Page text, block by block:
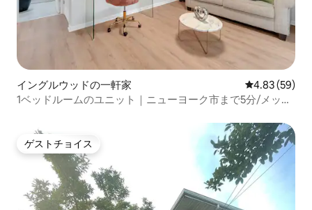
イングルウッドの一軒家 レビュー59
4.83 (59)
1ベッドルームのユニット｜ニューヨーク市まで5分/メット
ゲストチョイス
ゲストチョイス